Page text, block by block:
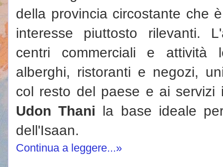
della provincia circostante che
interesse piuttosto rilevanti.
centri commerciali e attività
alberghi, ristoranti e negozi,
col resto del paese e ai servizi
Udon Thani la base ideale
dell'Isaan.
Continua a leggere...»